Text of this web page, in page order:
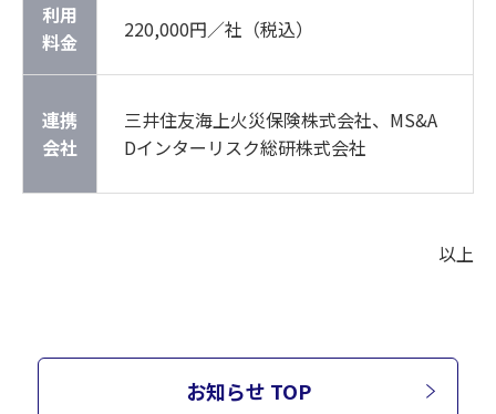
利用
料金
220,000円／社（税込）
連携
会社
三井住友海上火災保険株式会社、MS&A
Dインターリスク総研株式会社
以上
お知らせ TOP